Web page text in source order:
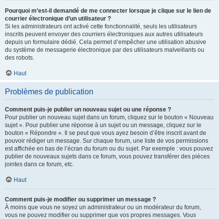
Pourquoi m’est-il demandé de me connecter lorsque je clique sur le lien de
courrier électronique d’un utilisateur ?
Si les administrateurs ont activé cette fonctionnalité, seuls les utilisateurs
inscrits peuvent envoyer des courriers électroniques aux autres utilisateurs
depuis un formulaire dédié. Cela permet d’empêcher une utilisation abusive
du système de messagerie électronique par des utilisateurs malveillants ou
des robots.
Haut
Problèmes de publication
Comment puis-je publier un nouveau sujet ou une réponse ?
Pour publier un nouveau sujet dans un forum, cliquez sur le bouton « Nouveau
sujet ». Pour publier une réponse à un sujet ou un message, cliquez sur le
bouton « Répondre ». Il se peut que vous ayez besoin d’être inscrit avant de
pouvoir rédiger un message. Sur chaque forum, une liste de vos permissions
est affichée en bas de l’écran du forum ou du sujet. Par exemple : vous pouvez
publier de nouveaux sujets dans ce forum, vous pouvez transférer des pièces
jointes dans ce forum, etc.
Haut
Comment puis-je modifier ou supprimer un message ?
À moins que vous ne soyez un administrateur ou un modérateur du forum,
vous ne pouvez modifier ou supprimer que vos propres messages. Vous